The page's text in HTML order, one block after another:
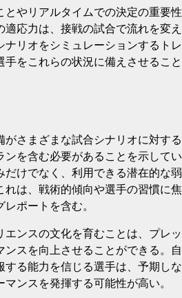
とやリアルタイムでの決定の重要性
応力は、接戦の試合で流れを変え
ナリオをシミュレーションするトレ
をこれらの状況に備えさせること
さまざまな試合シナリオに対する
ンを含む必要があることを示してい
だけでなく、利用できる潜在的な弱
れは、戦術的傾向や選手の習慣に焦
ポートを含む。
エンスの文化を育むことは、プレッ
ンスを向上させることができる。自
る能力を信じる選手は、予期しな
ンスを発揮する可能性が高い。